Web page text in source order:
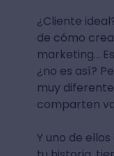
¿Cliente
de cómo
marketing...
¿no es así?
muy
comparten
Y uno de